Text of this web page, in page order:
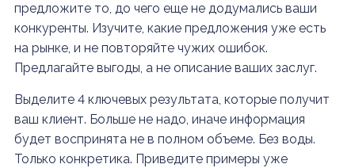
предложите то, до чего еще не додумались ваши
конкуренты. Изучите, какие предложения уже есть
на рынке, и не повторяйте чужих ошибок.
Предлагайте выгоды, а не описание ваших заслуг.
Выделите 4 ключевых результата, которые получит
ваш клиент. Больше не надо, иначе информация
будет воспринята не в полном объеме. Без воды.
Только конкретика. Приведите примеры уже